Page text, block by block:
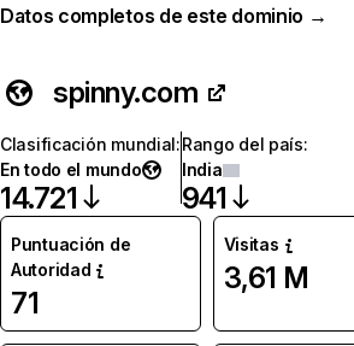
Datos completos de este dominio →
spinny.com
Clasificación mundial:
En todo el mundo
14.721
Rango del país:
India
941
Puntuación de
Autoridad
71
Visitas
3,61 M